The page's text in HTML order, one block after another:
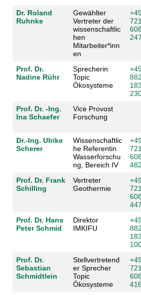
Dr. Roland
Ruhnke
Gewählter
Vertreter der
wissenschaftlic
hen
Mitarbeiter*inn
en
Prof. Dr.
Nadine Rühr
Sprecherin
Topic
Ökosysteme
Prof. Dr. -Ing.
Ina Schaefer
Vice Provost
Forschung
Dr.-Ing. Ulrike
Scherer
Wissenschaftlic
he Referentin
Wasserforschu
ng, Bereich IV
Prof. Dr. Frank
Schilling
Vertreter
Geothermie
Prof. Dr. Hans
Peter Schmid
Direktor
IMKIFU
Prof. Dr.
Sebastian
Schmidtlein
Stellvertretend
er Sprecher
Topic
Ökosysteme